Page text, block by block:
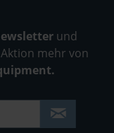
und
mehr von